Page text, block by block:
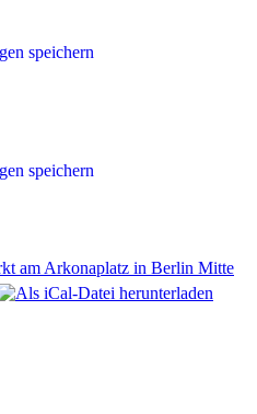
speichern
speichern
am Arkonaplatz in Berlin Mitte